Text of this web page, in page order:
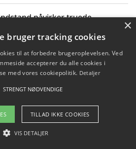
påvirker truede
vandrerygsække til
2026 - Pilanto Aps
×
bruger tracking cookies
til at forbedre brugeroplevelsen. Ved
accepterer du alle cookies i
med vores cookiepolitik. Detaljer
STRENGT NØDVENDIGE
TILLAD IKKE COOKIES
VIS DETALJER